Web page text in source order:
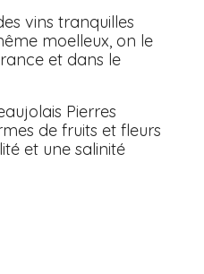
vins tranquilles
moelleux, on le
et dans le
Pierres
de fruits et fleurs
et une salinité